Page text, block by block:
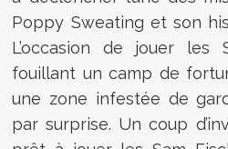
Poppy Sweating et son
L’occasion de jouer les
fouillant un camp de
une zone infestée de
par surprise. Un coup